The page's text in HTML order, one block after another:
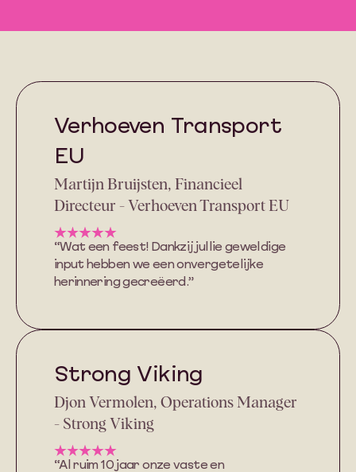
Wat
onze
klanten
zeggen
Verhoeven Transport
EU
Martijn Bruijsten, Financieel
Directeur - Verhoeven Transport EU
“Wat een feest! Dankzij jullie geweldige
input hebben we een onvergetelijke
herinnering gecreëerd.”
Strong Viking
Djon Vermolen, Operations Manager
- Strong Viking
“Al ruim 10 jaar onze vaste en